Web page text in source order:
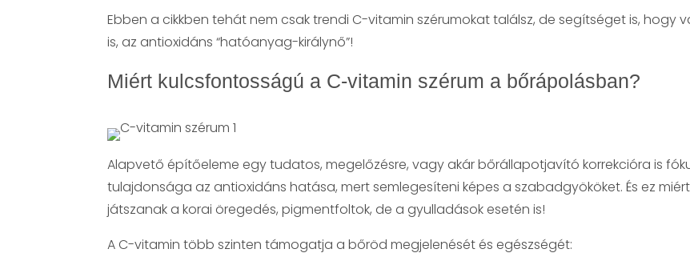
Ebben a cikkben tehát nem csak trendi C-vitamin szérumokat találsz, de segítséget is,
is, az antioxidáns “hatóanyag-királynő”!
Miért kulcsfontosságú a C-vitamin szérum a bőrápolásban?
Alapvető építőeleme egy tudatos, megelőzésre, vagy akár bőrállapotjavító korrekcióra is
tulajdonsága az antioxidáns hatása, mert semlegesíteni képes a szabadgyököket. És ez
játszanak a korai öregedés, pigmentfoltok, de a gyulladások esetén is!
A C-vitamin több szinten támogatja a bőröd megjelenését és egészségét: